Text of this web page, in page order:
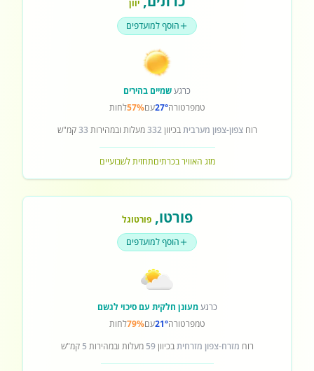
יוון
הוסף למועדפים
כרגעשמיים בהירים
טמפרטורה27°עם57%לחות
רוחצפון-צפון מערביתבכיוון332מעלות ובמהירות 33קמ"ש
מזג האוויר בכרתיםתחזית לשבועיים
פורטו,פורטוגל
הוסף למועדפים
כרגעמעונן חלקית עם סיכוי לגשם
טמפרטורה21°עם79%לחות
רוח מזרח-צפון מזרחיתבכיוון59 מעלות ובמהירות 5 קמ"ש